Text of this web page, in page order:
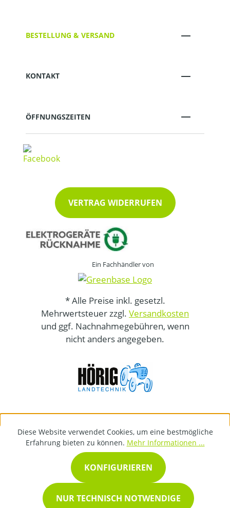
BESTELLUNG & VERSAND
KONTAKT
ÖFFNUNGSZEITEN
VERTRAG WIDERRUFEN
Ein Fachhändler von
* Alle Preise inkl. gesetzl.
Mehrwertsteuer zzgl. Versandkosten
und ggf. Nachnahmegebühren, wenn
nicht anders angegeben.
Diese Website verwendet Cookies, um eine bestmögliche
Erfahrung bieten zu können. Mehr Informationen ...
NUR TECHNISCH NOTWENDIGE
KONFIGURIEREN